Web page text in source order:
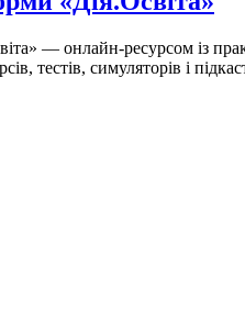
— онлайн-ресурсом із
тестів, симуляторів і